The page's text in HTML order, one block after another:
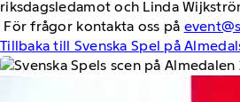
riksdagsledamot och Linda
För frågor kontakta oss på
Tillbaka till Svenska Spel på